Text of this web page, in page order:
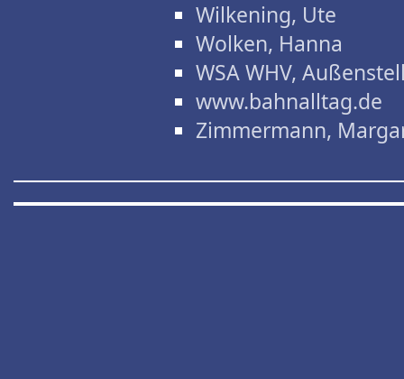
Wilkening, Ute
Wolken, Hanna
WSA WHV,
www.bahnalltag.de
Zimmermann,